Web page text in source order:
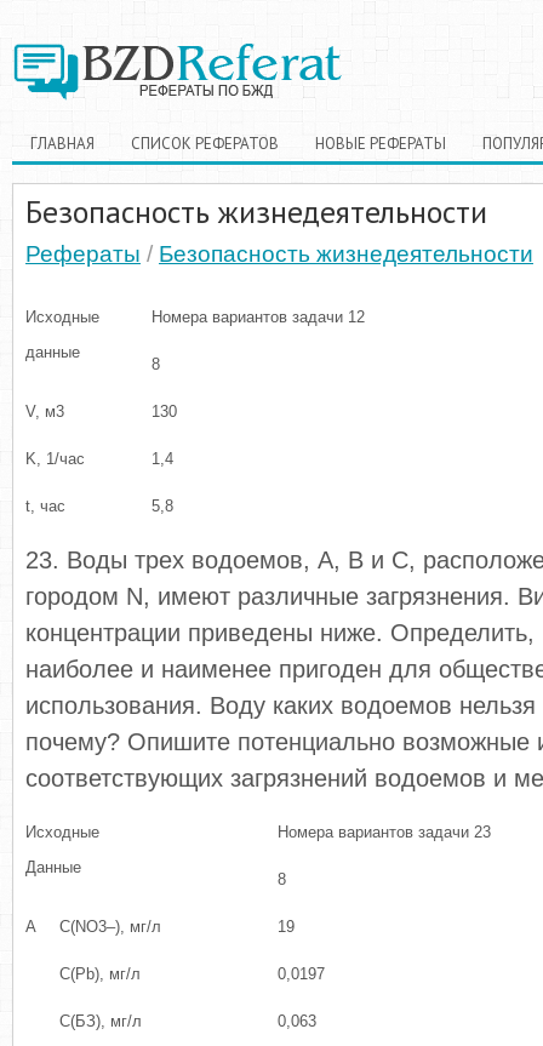
ГЛАВНАЯ СПИСОК РЕФЕРАТОВ НОВЫЕ РЕФЕРАТЫ
Безопасность жизнедеятельности
Рефераты / Безопасность жизнедеятельности
Исходные
данные
Номера вариантов задачи 12
8
V, м3 130
K, 1/час 1,4
t, час 5,8
23. Воды трех водоемов, А, В и С,
городом N, имеют различные загрязнения.
концентрации приведены ниже. Определить,
наиболее и наименее пригоден для
использования. Воду каких водоемов нельзя
почему? Опишите потенциально возможные
соответствующих загрязнений водоемов и
Исходные
Данные
Номера вариантов задачи 23
8
А С(NО3–), мг/л 19
C(Pb), мг/л 0,0197
C(БЗ), мг/л 0,063